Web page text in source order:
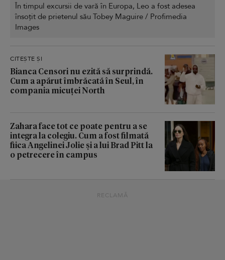
În timpul excursii de vară în Europa, Leo a fost adesea
însoțit de prietenul său Tobey Maguire / Profimedia
Images
CITEȘTE ȘI
Bianca Censori nu ezită să surprindă.
Cum a apărut îmbrăcată în Seul, în
compania micuței North
Zahara face tot ce poate pentru a se
integra la colegiu. Cum a fost filmată
fiica Angelinei Jolie și a lui Brad Pitt la
o petrecere în campus
RECLAMĂ